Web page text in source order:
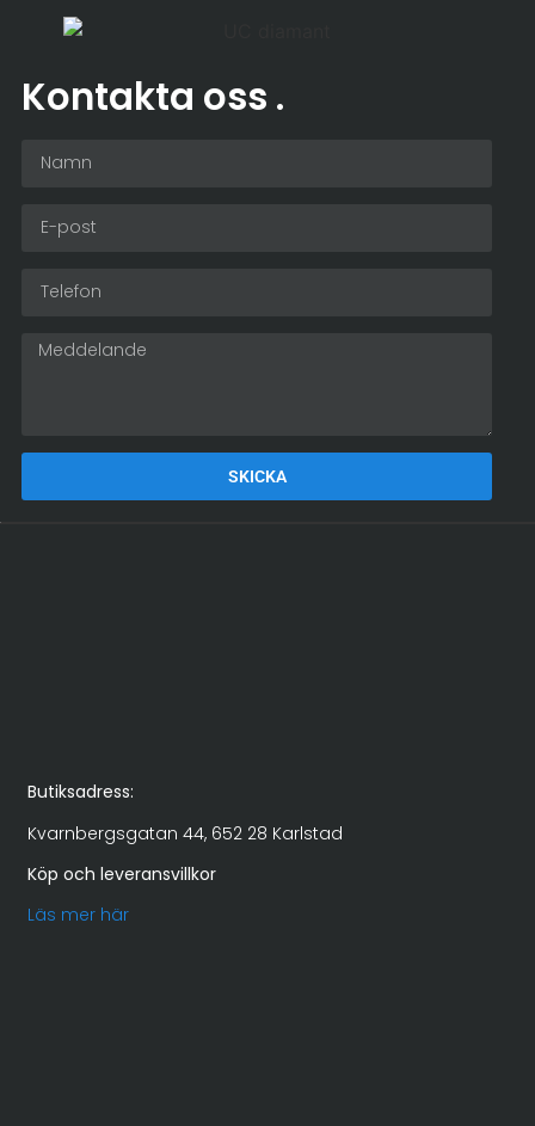
Kontakta oss .
SKICKA
Butiksadress:
Kvarnbergsgatan 44, 652 28 Karlstad
Köp och leveransvillkor
Läs mer här